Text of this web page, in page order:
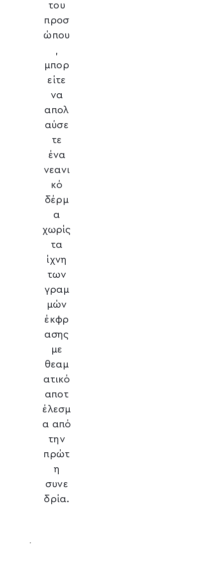
του
προσ
ώπου
,
μπορ
είτε
να
απολ
αύσε
τε
ένα
νεανι
κό
δέρμ
α
χωρίς
τα
ίχνη
των
γραμ
μών
έκφρ
ασης
με
θεαμ
ατικό
αποτ
έλεσμ
α από
την
πρώτ
η
συνε
δρία.